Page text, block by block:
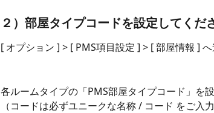
２）部屋タイプコードを設定してくだ
[ オプション ] > [ PMS項目設定 ] > [ 部屋情報 ] へ
各ルームタイプの「PMS部屋タイプコード」を設
（コードは必ずユニークな名称 / コード をご入